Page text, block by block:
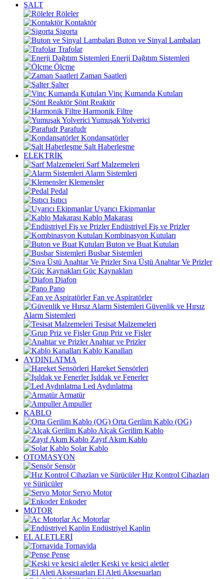
ŞALT
Röleler
Kontaktör
Sigorta
Buton ve Sinyal Lambaları
Trafolar
Enerji Dağıtım Sistemleri
Ölçme
Zaman Saatleri
Şalter
Vinç Kumanda Kutuları
Şönt Reaktör
Harmonik Filtre
Yumuşak Yolverici
Parafudr
Kondansatörler
Şalt Haberleşme
ELEKTRİK
Sarf Malzemeleri
Alarm Sistemleri
Klemensler
Pedal
Isıtıcı
Uyarıcı Ekipmanlar
Kablo Makarası
Endüstriyel Fiş ve Prizler
Kombinasyon Kutuları
Buton ve Buat Kutuları
Busbar Sistemleri
Sıva Üstü Anahtar Ve Prizler
Güç Kaynakları
Diafon
Pano
Fan ve Aspiratörler
Güvenlik ve Hırsız
Alarm Sistemleri
Tesisat Malzemeleri
Grup Priz ve Fişler
Anahtar ve Prizler
Kablo Kanalları
AYDINLATMA
Hareket Sensörleri
Işıldak ve Fenerler
Led Aydınlatma
Armatür
Ampuller
KABLO
Orta Gerilim Kablo (OG)
Alçak Gerilim Kablo
Zayıf Akım Kablo
Solar Kablo
OTOMASYON
Sensör
Hız Kontrol Cihazları
ve Sürücüler
Servo Motor
Enkoder
MOTOR
Ac Motorlar
Endüstriyel Kaplin
EL ALETLERİ
Tornavida
Pense
Keski ve kesici aletler
El Aleti Aksesuarları